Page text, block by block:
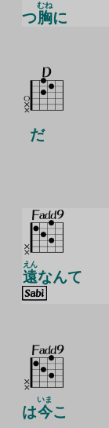
つ胸
むね
に
だ
遠
えん
なんて
は今
いま
こ